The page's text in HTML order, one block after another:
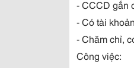
- CCCD gắn
- Có tài
- Chăm chỉ,
Công việc: